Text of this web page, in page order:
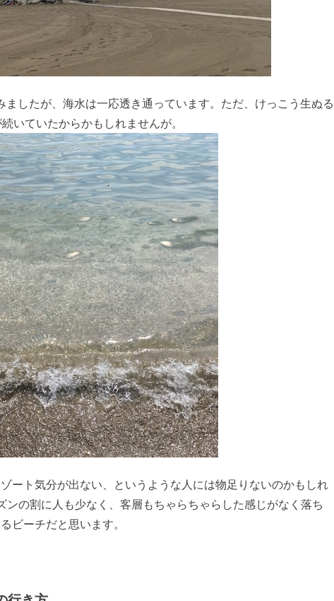
したが、海水は一応透き通っています。ただ、けっこう生ぬる
いていたからかもしれませんが。
ート気分が出ない、というような人には物足りないのかもしれ
ンの割に人も少なく、客層もちゃらちゃらした感じがなく落ち
ビーチだと思います。